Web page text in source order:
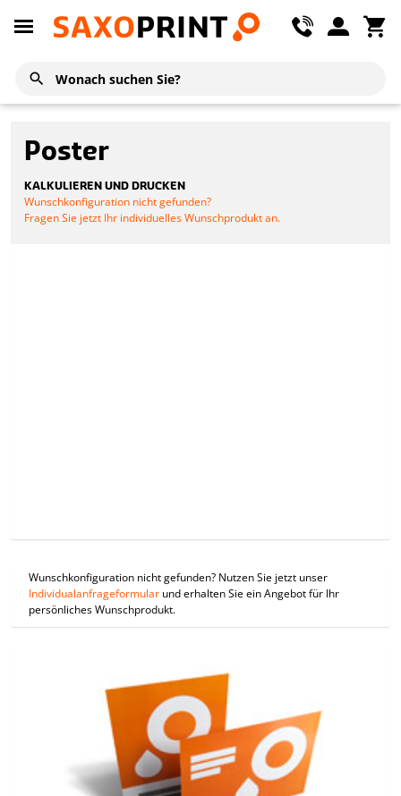
Poster
KALKULIEREN UND DRUCKEN
Wunschkonfiguration nicht gefunden?
Fragen Sie jetzt Ihr individuelles Wunschprodukt an.
Wunschkonfiguration nicht gefunden? Nutzen Sie jetzt unser
Individualanfrageformular und erhalten Sie ein Angebot für Ihr
persönliches Wunschprodukt.